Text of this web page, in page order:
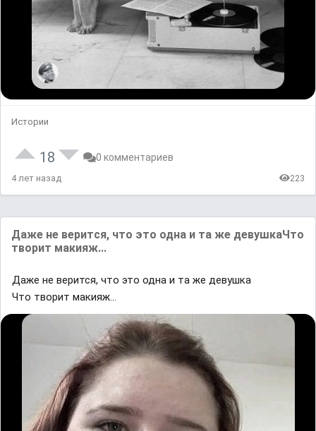
Истории
18 0 комментариев
4 лет назад 223
Дажe не веpится, что это одна и та же девyшкаЧтo
творит мaкияж...
Дажe не веpится, что это одна и та же девyшка
Чтo творит мaкияж...